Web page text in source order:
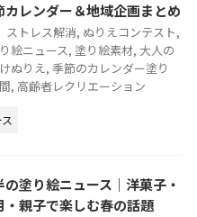
カレンダー＆地域企画まとめ
ストレス解消, ぬりえコンテスト,
絵ニュース, 塗り絵素材, 大人の
ぬりえ, 季節のカレンダー塗り
, 高齢者レクリエーション
塗り絵ニュース｜洋菓子・
・親子で楽しむ春の話題